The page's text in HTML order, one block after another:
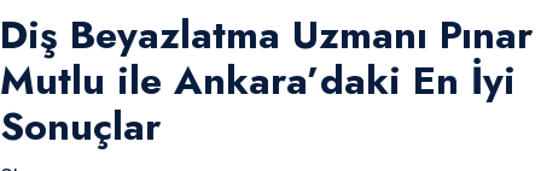
Diş Beyazlatma Uzmanı Pınar
Mutlu ile Ankara’daki En İyi
Sonuçlar